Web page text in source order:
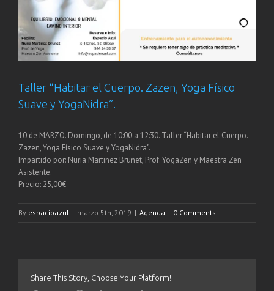
Taller “Habitar el Cuerpo. Zazen, Yoga Físico
Suave y YogaNidra”.
10 de MARZO. Domingo, de 10:00 a 12:30. Taller “Habitar el Cuerpo.
Zazen, Yoga Físico Suave y YogaNidra”.
Impartido por: Nuria Martinez Brunet, Prof. YogaZen y Maestra Zen
Asistente.
Precio: 25,00€
By espacioazul | marzo 5th, 2019 | Agenda | 0 Comments
Share This Story, Choose Your Platform!